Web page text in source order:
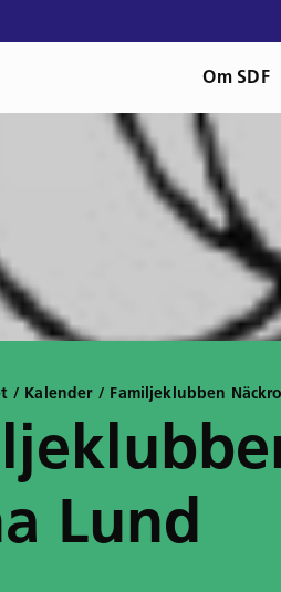
Om SDF
/ Kalender / Familjeklubben
Lund